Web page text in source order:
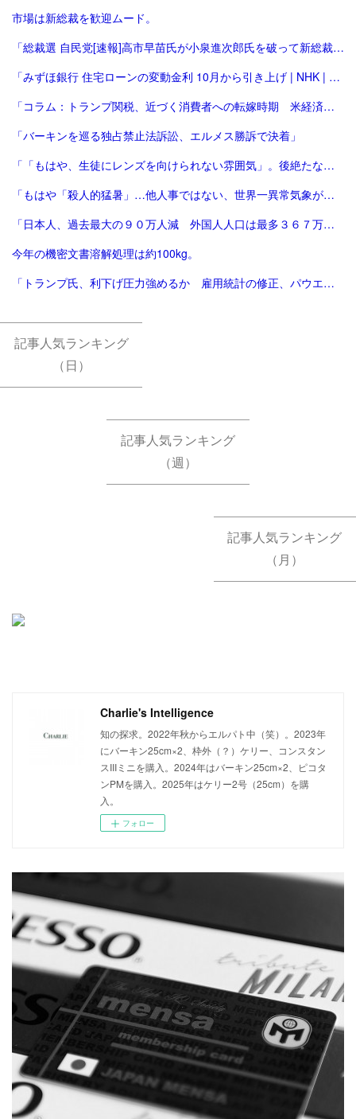
市場は新総裁を歓迎ムード。
「総裁選 自民党[速報]高市早苗氏が小泉進次郎氏を破って新総裁、会見で「景色変える」初の女性首相が誕生か : 読売新聞」
「みずほ銀行 住宅ローンの変動金利 10月から引き上げ | NHK | 金融」
「コラム：トランプ関税、近づく消費者への転嫁時期 米経済にどう影響 | ロイター」
「バーキンを巡る独占禁止法訴訟、エルメス勝訴で決着」
「「もはや、生徒にレンズを向けられない雰囲気」。後絶たない教員による盗撮、現場に波紋――運動会や修学旅行控え、先生が萎縮するワケ | 鹿児島のニュース | 南日本新聞デジタル」
「もはや「殺人的猛暑」…他人事ではない、世界一異常気象が発生する国とは？ | ニュースな本 | ダイヤモンド・オンライン」
「日本人、過去最大の９０万人減 外国人人口は最多３６７万人―総務省：時事ドットコム」
今年の機密文書溶解処理は約100kg。
「トランプ氏、利下げ圧力強めるか 雇用統計の修正、パウエル氏に逆風 [トランプ再来][トランプ関税]：朝日新聞」
記事人気ランキング
（日）
記事人気ランキング
（週）
記事人気ランキング
（月）
Charlie's Intelligence
知の探求。2022年秋からエルパト中（笑）。2023年
にバーキン25cm×2、枠外（？）ケリー、コンスタン
スIIIミニを購入。2024年はバーキン25cm×2、ピコタ
ンPMを購入。2025年はケリー2号（25cm）を購
入。
フォロー